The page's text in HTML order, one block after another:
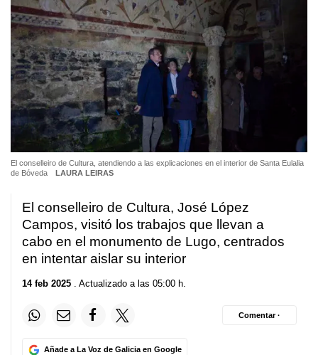
El conselleiro de Cultura, atendiendo a las explicaciones en el interior de Santa Eulalia
de Bóveda
LAURA LEIRAS
El conselleiro de Cultura, José López
Campos, visitó los trabajos que llevan a
cabo en el monumento de Lugo, centrados
en intentar aislar su interior
14 feb 2025 . Actualizado a las 05:00 h.
Añade a La Voz de Galicia en Google
Comentar ·